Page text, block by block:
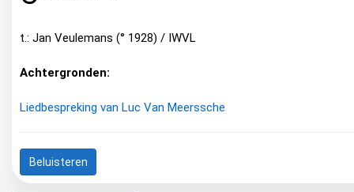
t.: Jan Veulemans (° 1928) / IWVL
Achtergronden:
Liedbespreking van Luc Van Meerssche
Beluisteren